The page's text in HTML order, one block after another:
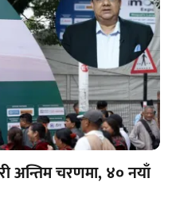
अन्तिम चरणमा, ४० नयाँ